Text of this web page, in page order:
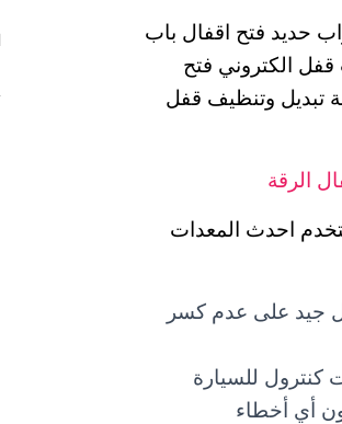
حديد فتح اقفال باب
قفل الكتروني فتح
تبديل وتنظيف قفل
الرقة
احدث المعدات
جيد على عدم كسر
كنترول للسيارة
أي أخطاء